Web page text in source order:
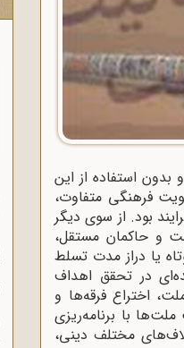
استفاده از این
فرهنگی متفاوت،
بود. از سوی دیگر
و حاکمان مستقل،
یا دراز مدت تسلط
در تحقق اهداف
اختراع فرقه‌ها و
با برنامه‌ریزی
مختلف دینی،